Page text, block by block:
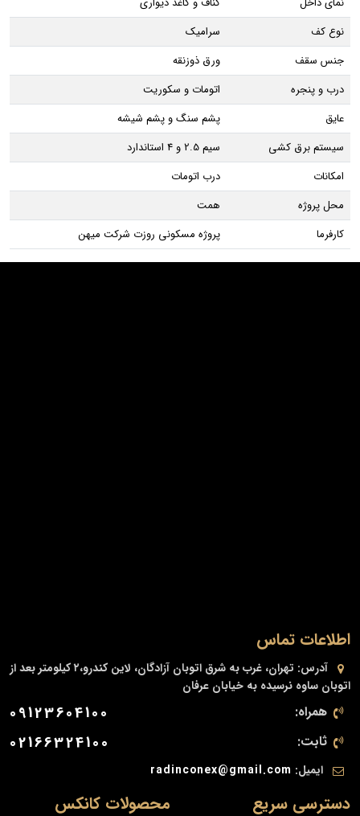
نوع کف
سرامیک
جنس سقف
ورق ذوزنقه
درب و پنجره
اتومات و سکوریت
عایق
پشم سنگ و پشم شیشه
سیستم برق کشی
سیم 2.5 و 4 استاندارد
امکانات
درب اتومات
محل پروژه
همت
کارفرما
پروژه مسکونی روزت شرکت میهن
محصولات کانکس دسترسی سریع
اطلاعات تماس
آدرس:
تهران، غرب به شرق اتوبان آزادگان، لاین کندرو،۲ کیلومتر بعد از
اتوبان ساوه نرسیده به خیابان عرفان
همراه: 09123604100
ثابت: 02166324100
ایمیل: radinconex@gmail.com